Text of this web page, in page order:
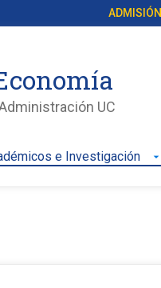
ADMISIÓN
UC
e Investigación arrow_drop_down